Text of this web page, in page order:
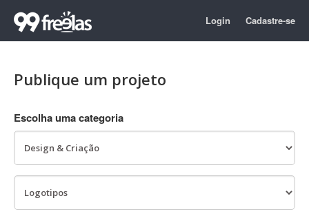
Login Cadastre-se
Publique um projeto
Escolha uma categoria